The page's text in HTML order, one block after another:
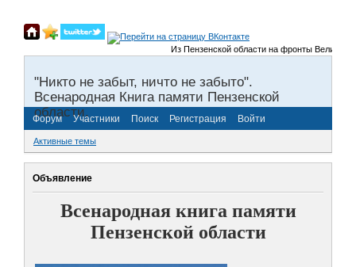
Из Пензенской области на фронты Великой
"Никто не забыт, ничто не забыто".
Всенародная Книга памяти Пензенской
области.
Форум Участники Поиск Регистрация Войти
Активные темы
Объявление
Всенародная книга памяти
Пензенской области